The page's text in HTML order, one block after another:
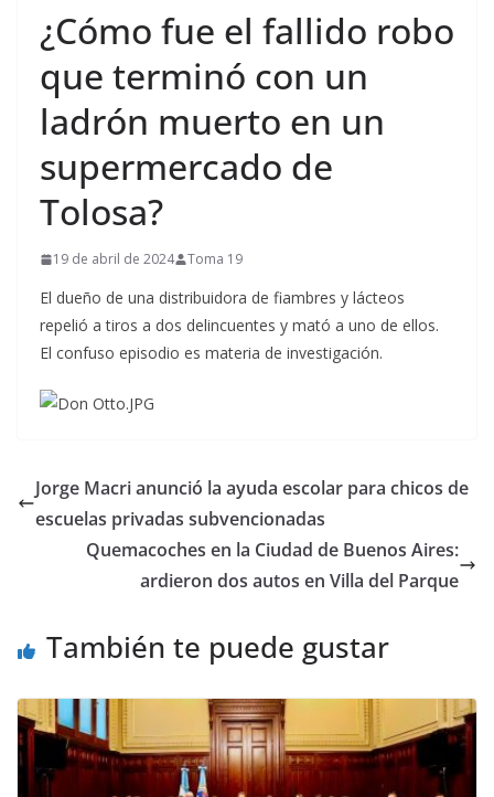
¿Cómo fue el fallido robo
que terminó con un
ladrón muerto en un
supermercado de
Tolosa?
19 de abril de 2024 Toma 19
El dueño de una distribuidora de fiambres y lácteos
repelió a tiros a dos delincuentes y mató a uno de ellos.
El confuso episodio es materia de investigación.
Jorge Macri anunció la ayuda escolar para chicos de
escuelas privadas subvencionadas
Quemacoches en la Ciudad de Buenos Aires:
ardieron dos autos en Villa del Parque
También te puede gustar